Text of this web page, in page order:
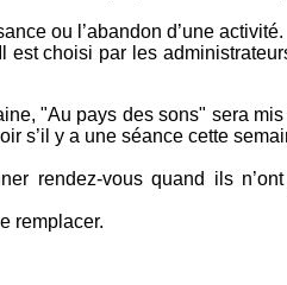
ou l’abandon d’une activité.
est choisi par les
"Au pays des sons" sera
s’il y a une séance cette
rendez-vous quand ils
remplacer.